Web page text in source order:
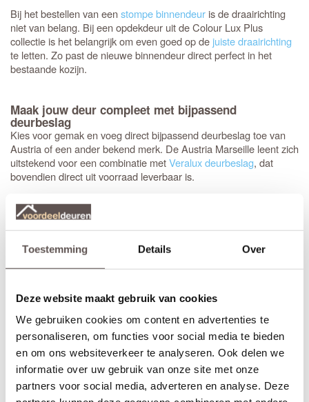
Toestemming Details Over
Deze website maakt gebruik van cookies
We gebruiken cookies om content en advertenties te
personaliseren, om functies voor social media te bieden
en om ons websiteverkeer te analyseren. Ook delen we
informatie over uw gebruik van onze site met onze
partners voor social media, adverteren en analyse. Deze
Bij het bestellen van eenstompe binnendeur is de draairichting
niet van belang. Bij een opdekdeur uit de Colour Lux Plus
collectie is het belangrijk om even goed op de juiste draairichting
te letten. Zo past de nieuwe binnendeur direct perfect in het
bestaande kozijn.
Maak jouw deur compleet met bijpassend
deurbeslag
Kies voor gemak en voeg direct bijpassend deurbeslag toe van
Austria of een ander bekend merk. De Austria Marseille leent zich
uitstekend voor een combinatie metVeralux deurbeslag, dat
bovendien direct uit voorraad leverbaar is.
Het advies is om stompe deuren altijd af te hangen met drie
scharnieren. Meestal wordt gekozen voor een
kogellagerscharnier met ronde hoeken. Met het juiste
gereedschap, zoals een freesmal, worden deze uitsparingen snel
en vakkundig ingefreesd voor een strak resultaat.
de hal en de woonkamer, zeker als de voordeur niet volledig
tochtvrij sluit. Voor slaapkamers is een valdorpel handig om geluid
te dempen. Houd er rekening mee dat de luchtventilatie bij een
gesloten deur vermindert; dit is de afweging bij de keuze voor een
tochtvaldorpel.
Inkorten of op maat bestellen?